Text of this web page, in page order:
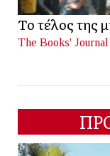
Το τέλος της
The Books' Journal